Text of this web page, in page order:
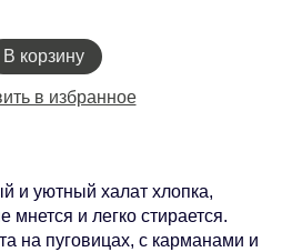
В корзину
в избранное
и уютный халат хлопка,
мнется и легко стирается.
на пуговицах, с карманами и